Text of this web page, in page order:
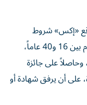
«إكس» شروط
المشاركة، وتشمل أن يراوح عمر المتقدم بين 16 و40 عاماً،
على جائزة
على أن يرفق شهادة أو